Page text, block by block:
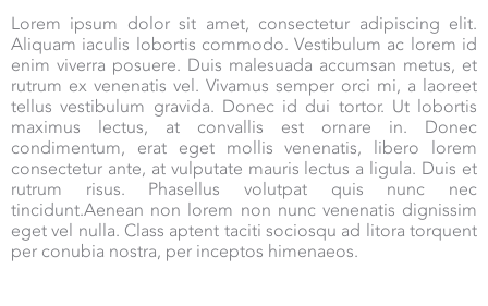
Lorem ipsum dolor sit amet, consectetur adipiscing elit.
Aliquam iaculis lobortis commodo. Vestibulum ac lorem id
enim viverra posuere. Duis malesuada accumsan metus, et
rutrum ex venenatis vel. Vivamus semper orci mi, a laoreet
tellus vestibulum gravida. Donec id dui tortor. Ut lobortis
maximus lectus, at convallis est ornare in. Donec
condimentum, erat eget mollis venenatis, libero lorem
consectetur ante, at vulputate mauris lectus a ligula. Duis et
rutrum risus. Phasellus volutpat quis nunc nec
tincidunt.Aenean non lorem non nunc venenatis dignissim
eget vel nulla. Class aptent taciti sociosqu ad litora torquent
per conubia nostra, per inceptos himenaeos.